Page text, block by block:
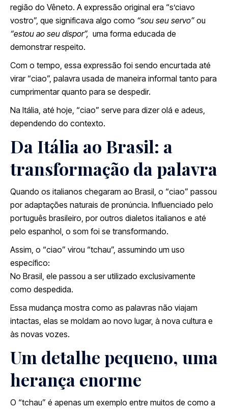
região do Vêneto. A expressão original era “s’ciavo
vostro”, que significava algo como “sou seu servo” ou
“estou ao seu dispor”, uma forma educada de
demonstrar respeito.
Com o tempo, essa expressão foi sendo encurtada até
virar “ciao”, palavra usada de maneira informal tanto para
cumprimentar quanto para se despedir.
Na Itália, até hoje, “ciao” serve para dizer olá e adeus,
dependendo do contexto.
Da Itália ao Brasil: a
transformação da palavra
Quando os italianos chegaram ao Brasil, o “ciao” passou
por adaptações naturais de pronúncia. Influenciado pelo
português brasileiro, por outros dialetos italianos e até
pelo espanhol, o som foi se transformando.
Assim, o “ciao” virou “tchau”, assumindo um uso
específico:
No Brasil, ele passou a ser utilizado exclusivamente
como despedida.
Essa mudança mostra como as palavras não viajam
intactas, elas se moldam ao novo lugar, à nova cultura e
às novas vozes.
Um detalhe pequeno, uma
herança enorme
O “tchau” é apenas um exemplo entre muitos de como a